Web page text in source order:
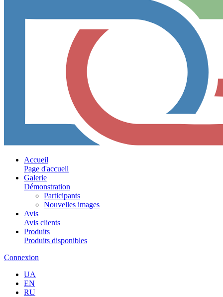
Accueil
Page d'accueil
Galerie
Démonstration
Participants
Nouvelles images
Avis
Avis clients
Produits
Produits disponibles
Connexion
UA
EN
RU